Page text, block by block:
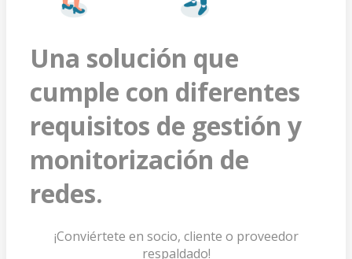
Una solución que
cumple con diferentes
requisitos de gestión y
monitorización de
redes.
¡Conviértete en socio, cliente o proveedor
respaldado!